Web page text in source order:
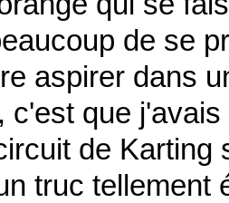
de se
aspirer dans
c'est que
de Karting
truc tellement